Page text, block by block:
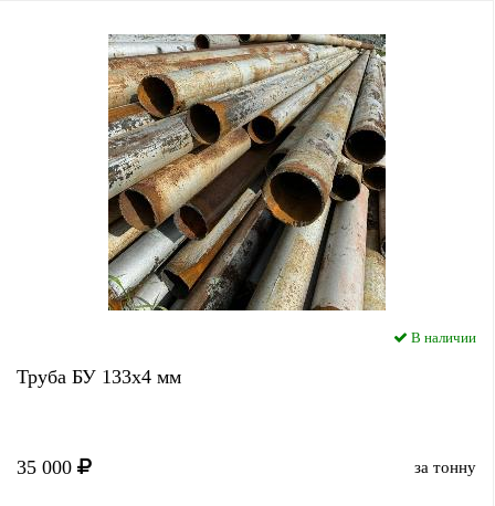
В наличии
Труба БУ 133x4 мм
35 000 за тонну